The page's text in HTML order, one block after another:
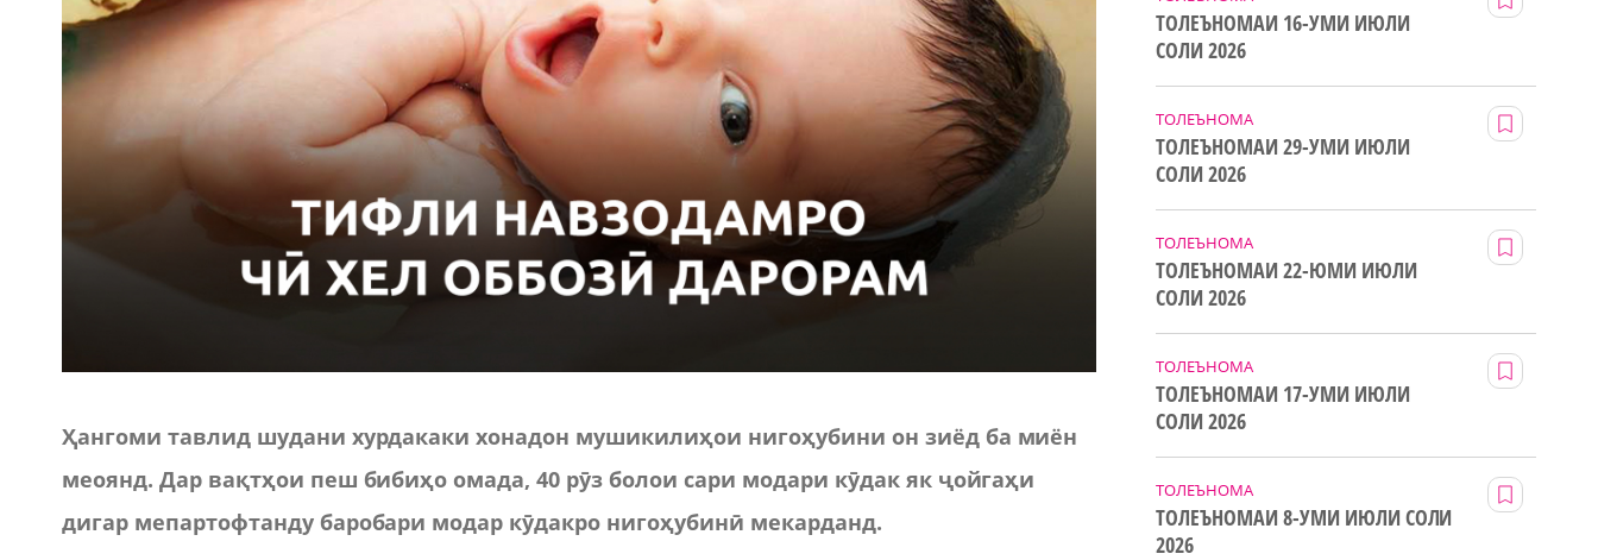
Ҳангоми тавлид шудани хурдакаки хонадон мушикилиҳои нигоҳубини он зиёд ба миён
меоянд. Дар вақтҳои пеш бибиҳо омада, 40 рӯз болои сари модари кӯдак як ҷойгаҳи
дигар мепартофтанду баробари модар кӯдакро нигоҳубинӣ мекарданд.
ТОЛЕЪНОМАИ 16-УМИ ИЮЛИ
СОЛИ 2026
ТОЛЕЪНОМА
ТОЛЕЪНОМАИ 29-УМИ ИЮЛИ
СОЛИ 2026
ТОЛЕЪНОМА
ТОЛЕЪНОМАИ 22-ЮМИ ИЮЛИ
СОЛИ 2026
ТОЛЕЪНОМА
ТОЛЕЪНОМАИ 17-УМИ ИЮЛИ
СОЛИ 2026
ТОЛЕЪНОМА
ТОЛЕЪНОМАИ 8-УМИ ИЮЛИ СОЛИ
2026